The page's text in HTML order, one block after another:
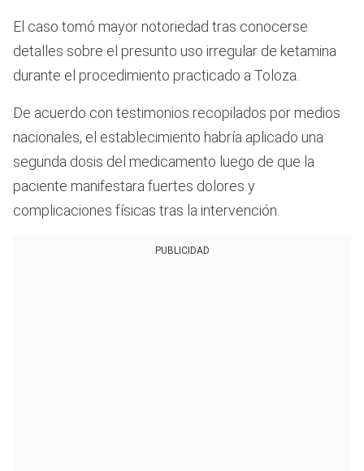
El caso tomó mayor notoriedad tras conocerse
detalles sobre el presunto uso irregular de ketamina
durante el procedimiento practicado a Toloza.
De acuerdo con testimonios recopilados por medios
nacionales, el establecimiento habría aplicado una
segunda dosis del medicamento luego de que la
paciente manifestara fuertes dolores y
complicaciones físicas tras la intervención.
PUBLICIDAD